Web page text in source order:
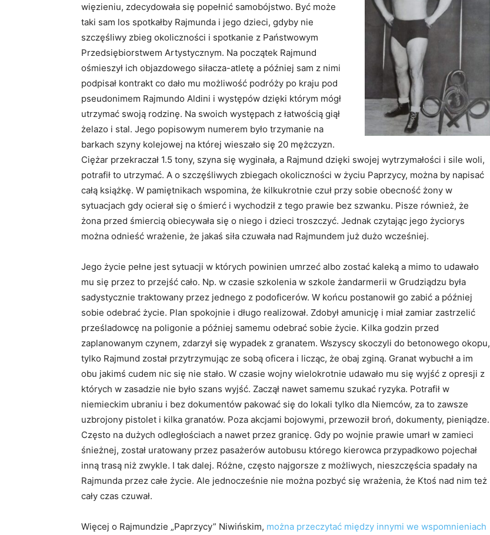
więzieniu, zdecydowała się popełnić samobójstwo. Być może
taki sam los spotkałby Rajmunda i jego dzieci, gdyby nie
szczęśliwy zbieg okoliczności i spotkanie z Państwowym
Przedsiębiorstwem Artystycznym. Na początek Rajmund
ośmieszył ich objazdowego siłacza-atletę a później sam z nimi
podpisał kontrakt co dało mu możliwość podróży po kraju pod
pseudonimem Rajmundo Aldini i występów dzięki którym mógł
utrzymać swoją rodzinę. Na swoich występach z łatwością giął
żelazo i stal. Jego popisowym numerem było trzymanie na
barkach szyny kolejowej na której wieszało się 20 mężczyzn.
Ciężar przekraczał 1.5 tony, szyna się wyginała, a Rajmund dzięki swojej wytrzymałości i sile woli,
potrafił to utrzymać. A o szczęśliwych zbiegach okoliczności w życiu Paprzycy, można by napisać
całą książkę. W pamiętnikach wspomina, że kilkukrotnie czuł przy sobie obecność żony w
sytuacjach gdy ocierał się o śmierć i wychodził z tego prawie bez szwanku. Pisze również, że
żona przed śmiercią obiecywała się o niego i dzieci troszczyć. Jednak czytając jego życiorys
można odnieść wrażenie, że jakaś siła czuwała nad Rajmundem już dużo wcześniej.
Jego życie pełne jest sytuacji w których powinien umrzeć albo zostać kaleką a mimo to udawało
mu się przez to przejść cało. Np. w czasie szkolenia w szkole żandarmerii w Grudziądzu była
sadystycznie traktowany przez jednego z podoficerów. W końcu postanowił go zabić a później
sobie odebrać życie. Plan spokojnie i długo realizował. Zdobył amunicję i miał zamiar zastrzelić
prześladowcę na poligonie a później samemu odebrać sobie życie. Kilka godzin przed
zaplanowanym czynem, zdarzył się wypadek z granatem. Wszyscy skoczyli do betonowego okopu,
tylko Rajmund został przytrzymując ze sobą oficera i licząc, że obaj zginą. Granat wybuchł a im
obu jakimś cudem nic się nie stało. W czasie wojny wielokrotnie udawało mu się wyjść z opresji z
których w zasadzie nie było szans wyjść. Zaczął nawet samemu szukać ryzyka. Potrafił w
niemieckim ubraniu i bez dokumentów pakować się do lokali tylko dla Niemców, za to zawsze
uzbrojony pistolet i kilka granatów. Poza akcjami bojowymi, przewoził broń, dokumenty, pieniądze.
Często na dużych odległościach a nawet przez granicę. Gdy po wojnie prawie umarł w zamieci
śnieżnej, został uratowany przez pasażerów autobusu którego kierowca przypadkowo pojechał
inną trasą niż zwykle. I tak dalej. Różne, często najgorsze z możliwych, nieszczęścia spadały na
Rajmunda przez całe życie. Ale jednocześnie nie można pozbyć się wrażenia, że Ktoś nad nim też
cały czas czuwał.
Więcej o Rajmundzie „Paprzycy” Niwińskim, można przeczytać między innymi we wspomnieniach